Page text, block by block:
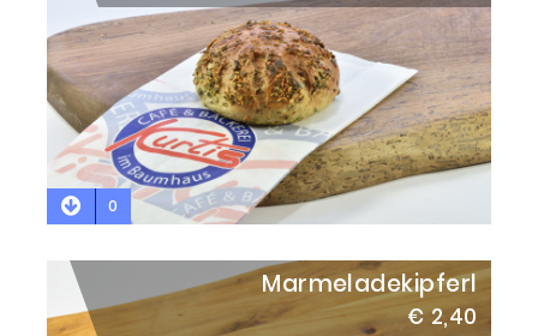
0
Marmeladekipferl
€ 2,40